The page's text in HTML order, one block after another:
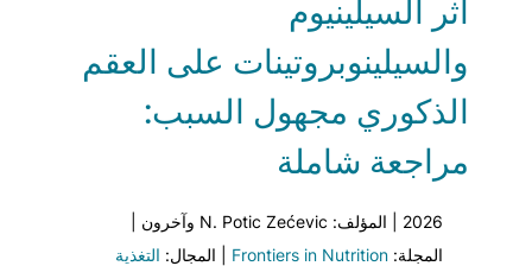
أثر السيلينيوم
والسيلينوبروتينات على العقم
الذكوري مجهول السبب:
مراجعة شاملة
2026 | المؤلف: N. Potic Zećevic وآخرون |
المجلة:Frontiers in Nutrition | المجال: التغذية